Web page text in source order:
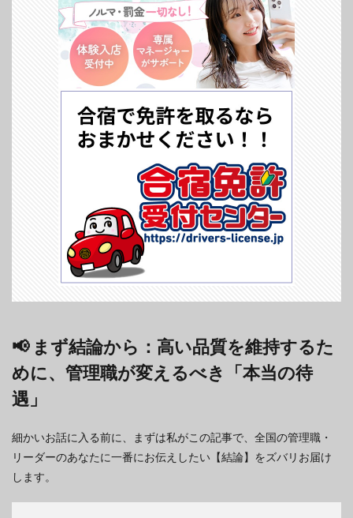
📢 まず結論から：高い品質を維持するた
めに、管理職が変えるべき「本当の待
遇」
細かいお話に入る前に、まずは私がこの記事で、全国の管理職・
リーダーのあなたに一番にお伝えしたい【結論】をズバリお届け
します。